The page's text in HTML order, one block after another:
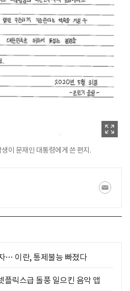
이 문재인 대통령에게 쓴 편지.
… 이란, 통제불능 빠졌다
릭스급 돌풍 일으킨 음악 앱